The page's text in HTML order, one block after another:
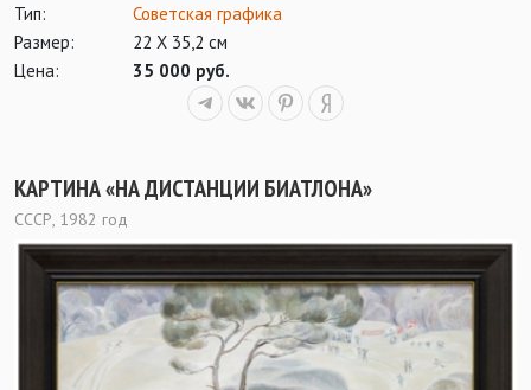
Тип:
Советская графика
Размер:
22 Х 35,2 см
Цена:
35 000 руб.
КАРТИНА «НА ДИСТАНЦИИ БИАТЛОНА»
СССР, 1982 год